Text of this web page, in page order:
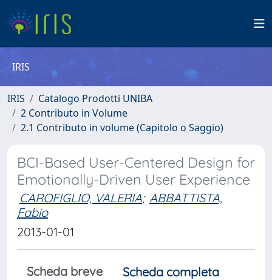
IRIS
IRIS
Catalogo Prodotti UNIBA
2 Contributo in Volume
2.1 Contributo in volume (Capitolo o Saggio)
BCI-Based User-Centered Design for
Emotionally-Driven User Experience
CAROFIGLIO, VALERIA; ABBATTISTA,
Fabio
2013-01-01
Scheda breve
Scheda completa